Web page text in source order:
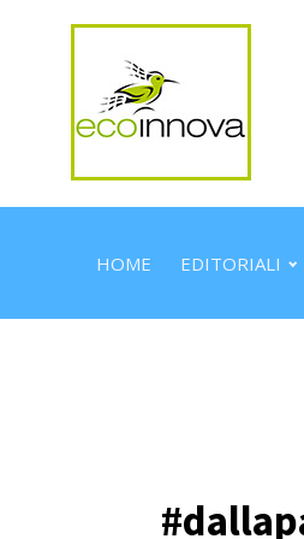
HOME EDITORIALI